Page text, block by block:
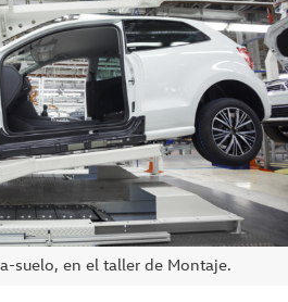
suelo, en el taller de Montaje.